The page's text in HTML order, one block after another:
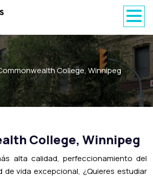
College, Winnipeg
College, Winnipeg
alta calidad, perfeccionamiento del
de vida excepcional, ¿Quieres estudiar